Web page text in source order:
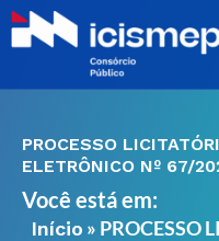
Ir
para
PROCESSO
ELETRÔNICO Nº 67/
Você está em:
Início » PROCESSO